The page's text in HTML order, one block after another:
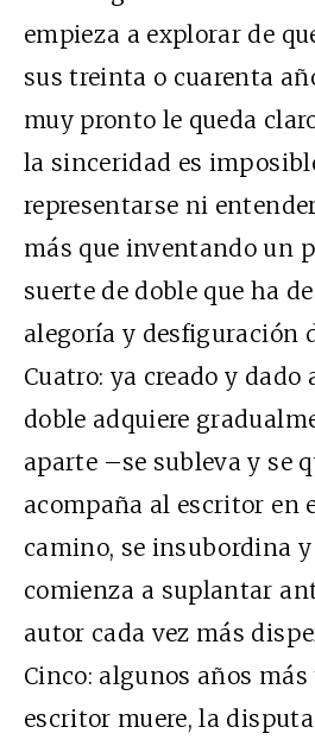
empieza a explorar de
sus treinta o cuarenta
muy pronto le queda
la sinceridad es
representarse ni
más que inventando un
suerte de doble que ha
alegoría y desfiguración
Cuatro: ya creado y dado
doble adquiere
aparte –se subleva y se
acompaña al escritor en
camino, se insubordina y
comienza a suplantar
autor cada vez más
Cinco: algunos años más
escritor muere, la